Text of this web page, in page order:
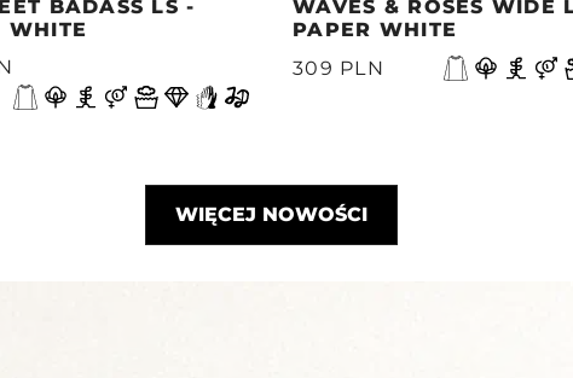
BADASS LS -
WHITE
WAVES & ROSES WIDE
PAPER WHITE
309 PLN
WIĘCEJ NOWOŚCI